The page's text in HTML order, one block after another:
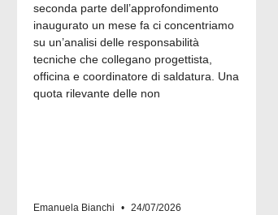
seconda parte dell’approfondimento
inaugurato un mese fa ci concentriamo
su un’analisi delle responsabilità
tecniche che collegano progettista,
officina e coordinatore di saldatura. Una
quota rilevante delle non
Emanuela Bianchi 24/07/2026